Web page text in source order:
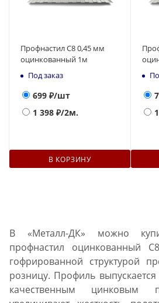
Профнастил С8 0,45 мм
оцинкованный 1м
Под заказ
699 ₽/шт
1 398 ₽/2м.
В КОРЗИНУ
В «Металл-ДК» можно
профнастил оцинкованный
гофрированной структурой
розницу. Профиль
качественным цинковым